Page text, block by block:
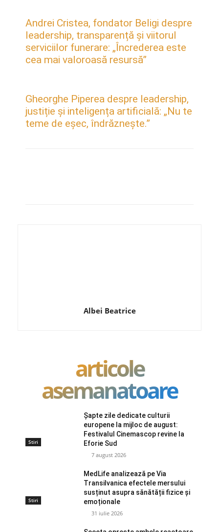
Andrei Cristea, fondator Beligi despre
leadership, transparență și viitorul
serviciilor funerare: „Încrederea este
cea mai valoroasă resursă”
Gheorghe Piperea despre leadership,
justiție și inteligența artificială: „Nu te
teme de eșec, îndrăznește.”
Albei Beatrice
articole
asemanatoare
Stiri
Șapte zile dedicate culturii
europene la mijloc de august:
Festivalul Cinemascop revine la
Eforie Sud
7 august 2026
Stiri
MedLife analizează pe Via
Transilvanica efectele mersului
susținut asupra sănătății fizice și
emoționale
31 iulie 2026